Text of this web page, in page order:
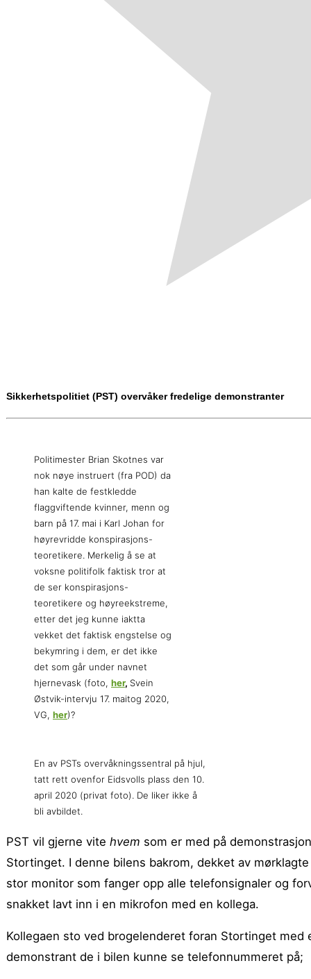
Sikkerhetspolitiet (PST) overvåker fredelige demonstranter
Politimester Brian Skotnes var
nok nøye instruert (fra POD) da
han kalte de festkledde
flaggviftende kvinner, menn og
barn på 17. mai i Karl Johan for
høyrevridde konspirasjons-
teoretikere. Merkelig å se at
voksne politifolk faktisk tror at
de ser konspirasjons-
teoretikere og høyreekstreme,
etter det jeg kunne iaktta
vekket det faktisk engstelse og
bekymring i dem, er det ikke
det som går under navnet
hjernevask (foto, her, Svein
Østvik-intervju 17. maitog 2020,
VG, her)?
En av PSTs overvåkningssentral på hjul,
tatt rett ovenfor Eidsvolls plass den 10.
april 2020 (privat foto). De liker ikke å
bli avbildet.
PST vil gjerne vite hvem som er med på
Stortinget. I denne bilens bakrom, dekket av
stor monitor som fanger opp alle telefonsignaler og
snakket lavt inn i en mikrofon med en kollega.
Kollegaen sto ved brogelenderet foran Stortinget
demonstrant de i bilen kunne se telefonnummeret på;